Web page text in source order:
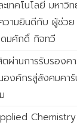
เทคโนโลยี มหาวิ
ามยินดีกับ ผู้ช่วย
มศักดิ์ กิจทวี
ผ่านการรับรองค
งค์กรสู่สังคมคา
Chemistry